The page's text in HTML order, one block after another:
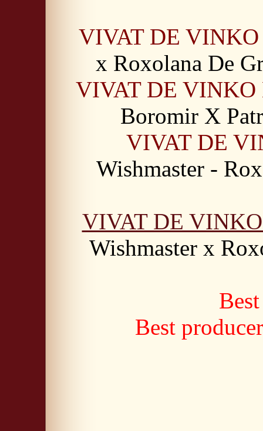
VIVAT DE
x Roxolana De
VIVAT DE
Boromir X
VIVAT DE
Wishmaster -
VIVAT DE
Wishmaster x
Best producer